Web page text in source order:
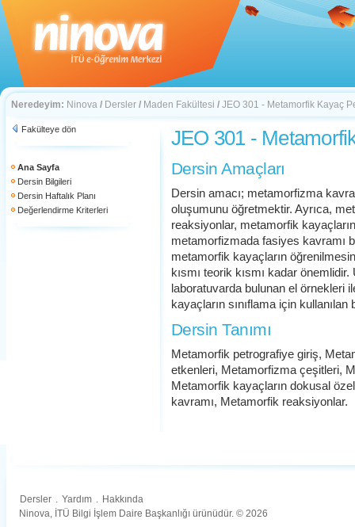
Neredeyim: Ninova / Dersler / Maden Fakültesi / JEO 301 - Metamorfik Kayaç
Fakülteye dön
Ana Sayfa
Dersin Bilgileri
Dersin Haftalık Planı
Değerlendirme Kriterleri
JEO 301 -
Dersin Amaçları
Dersin amacı; metamorfizma
oluşumunu öğretmektir. Ayrıca,
reaksiyonlar, metamorfik
metamorfizmada fasiyes kavramı
metamorfik kayaçların
kısmı teorik kısmı kadar
laboratuvarda bulunan el örnekleri
kayaçların sınıflama için
Dersin Tanımı
Metamorfik petrografiye giriş,
etkenleri, Metamorfizma çeşitleri,
Metamorfik kayaçların dokusal
kavramı, Metamorfik reaksiyonlar.
Dersler . Yardım . Hakkında
Ninova, İTÜ Bilgi İşlem Daire Başkanlığı ürünüdür. © 2026